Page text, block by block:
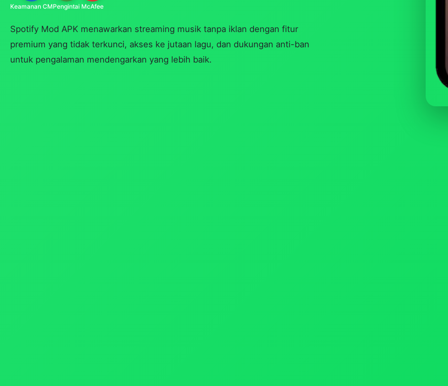
Keamanan CMPengintai McAfee
Spotify Mod APK menawarkan streaming musik tanpa iklan dengan fitur
premium yang tidak terkunci, akses ke jutaan lagu, dan dukungan anti-ban
untuk pengalaman mendengarkan yang lebih baik.